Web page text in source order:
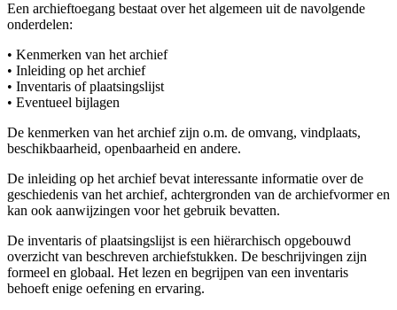
Een archieftoegang bestaat over het algemeen uit de navolgende
onderdelen:
• Kenmerken van het archief
• Inleiding op het archief
• Inventaris of plaatsingslijst
• Eventueel bijlagen
De kenmerken van het archief zijn o.m. de omvang, vindplaats,
beschikbaarheid, openbaarheid en andere.
De inleiding op het archief bevat interessante informatie over de
geschiedenis van het archief, achtergronden van de archiefvormer en
kan ook aanwijzingen voor het gebruik bevatten.
De inventaris of plaatsingslijst is een hiërarchisch opgebouwd
overzicht van beschreven archiefstukken. De beschrijvingen zijn
formeel en globaal. Het lezen en begrijpen van een inventaris
behoeft enige oefening en ervaring.